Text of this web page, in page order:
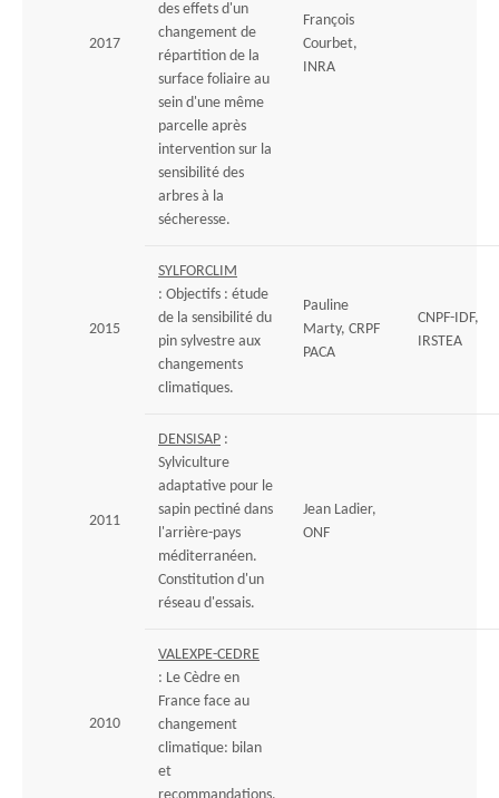
2017
des effets d'un
changement de
répartition de la
surface foliaire au
sein d'une même
parcelle après
intervention sur la
sensibilité des
arbres à la
sécheresse.
François
Courbet,
INRA
2015
SYLFORCLIM
: Objectifs : étude
de la sensibilité du
pin sylvestre aux
changements
climatiques.
Pauline
Marty, CRPF
PACA
CNPF-IDF,
IRSTEA
2011
DENSISAP :
Sylviculture
adaptative pour le
sapin pectiné dans
l'arrière-pays
méditerranéen.
Constitution d'un
réseau d'essais.
Jean Ladier,
ONF
2010
VALEXPE-CEDRE
: Le Cèdre en
France face au
changement
climatique: bilan
et